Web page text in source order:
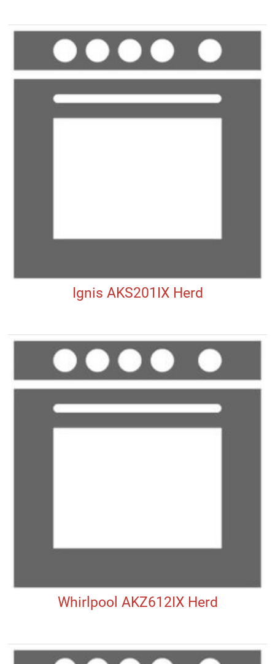
Ignis AKS201IX Herd
Whirlpool AKZ612IX Herd